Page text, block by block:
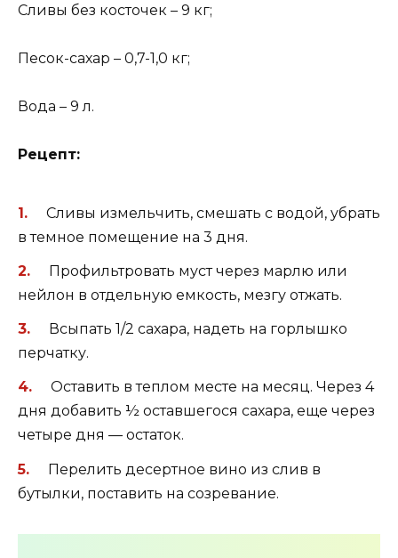
Сливы без косточек – 9 кг;
Песок-сахар – 0,7-1,0 кг;
Вода – 9 л.
Рецепт:
Сливы измельчить, смешать с водой, убрать
в темное помещение на 3 дня.
Профильтровать муст через марлю или
нейлон в отдельную емкость, мезгу отжать.
Всыпать 1/2 сахара, надеть на горлышко
перчатку.
Оставить в теплом месте на месяц. Через 4
дня добавить ½ оставшегося сахара, еще через
четыре дня — остаток.
Перелить десертное вино из слив в
бутылки, поставить на созревание.